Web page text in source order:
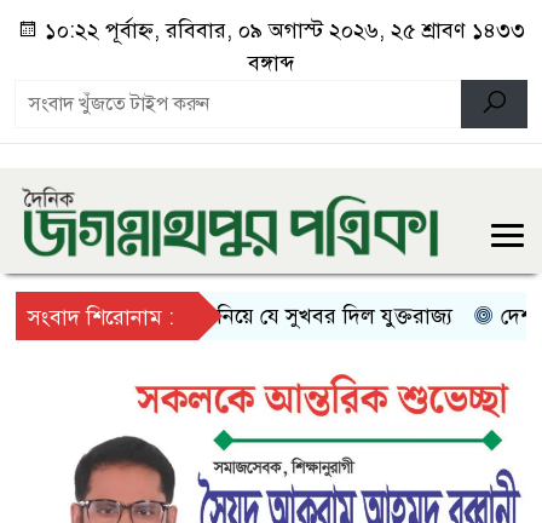
১০:২২ পূর্বাহ্ন, রবিবার, ০৯ অগাস্ট ২০২৬, ২৫ শ্রাবণ ১৪৩৩
বঙ্গাব্দ
সংবাদ শিরোনাম :
স্থায়ী বসবাস নিয়ে যে সুখবর দিল যুক্তরাজ্য দেশ ও